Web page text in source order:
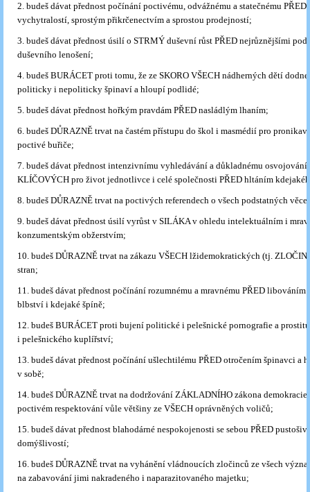
2. budeš dávat přednost počínání poctivému, odvážnému a statečnému PŘED
vychytralostí, sprostým přikrčenectvím a sprostou prodejností;
3. budeš dávat přednost úsilí o STRMÝ duševní růst PŘED nejrůznějšími
duševního lenošení;
4. budeš BURÁCET proti tomu, že ze SKORO VŠECH nádherných dětí
politicky i nepoliticky špinaví a hloupí podlidé;
5. budeš dávat přednost hořkým pravdám PŘED nasládlým lhaním;
6. budeš DŮRAZNĚ trvat na častém přístupu do škol i masmédií pro
poctivé buřiče;
7. budeš dávat přednost intenzivnímu vyhledávání a důkladnému osvojování
KLÍČOVÝCH pro život jednotlivce i celé společnosti PŘED hltáním
8. budeš DŮRAZNĚ trvat na poctivých referendech o všech podstatných
9. budeš dávat přednost úsilí vyrůst v SILÁKA v ohledu intelektuálním i
konzumentským obžerstvím;
10. budeš DŮRAZNĚ trvat na zákazu VŠECH lžidemokratických (tj.
stran;
11. budeš dávat přednost počínání rozumnému a mravnému PŘED libováním
blbství i kdejaké špíně;
12. budeš BURÁCET proti bujení politické i pelešnické pornografie a
i pelešnického kuplířství;
13. budeš dávat přednost počínání ušlechtilému PŘED otročením špinavci a
v sobě;
14. budeš DŮRAZNĚ trvat na dodržování ZÁKLADNÍHO zákona
poctivém respektování vůle většiny ze VŠECH oprávněných voličů;
15. budeš dávat přednost blahodárné nespokojenosti se sebou PŘED
domýšlivostí;
16. budeš DŮRAZNĚ trvat na vyhánění vládnoucích zločinců ze všech
na zabavování jimi nakradeného i naparazitovaného majetku;